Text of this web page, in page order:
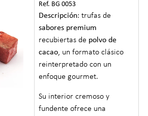
Ref. BG 0053
Descripción: trufas de
sabores premium
recubiertas de polvo de
cacao, un formato clásico
reinterpretado con un
enfoque gourmet.
Su interior cremoso y
fundente ofrece una